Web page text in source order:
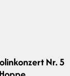
Nr. 5